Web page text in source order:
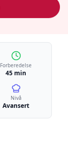
Forberedelse
45 min
Nivå
Avansert